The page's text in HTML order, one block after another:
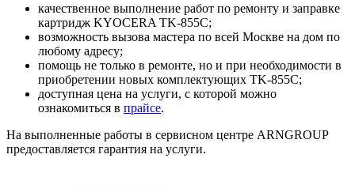
качественное выполнение работ по ремонту и заправке
картридж KYOCERA TK-855C;
возможность вызова мастера по всей Москве на дом по
любому адресу;
помощь не только в ремонте, но и при необходимости в
приобретении новых комплектующих TK-855C;
доступная цена на услуги, с которой можно
ознакомиться в прайсе.
На выполненные работы в сервисном центре ARNGROUP
предоставляется гарантия на услуги.